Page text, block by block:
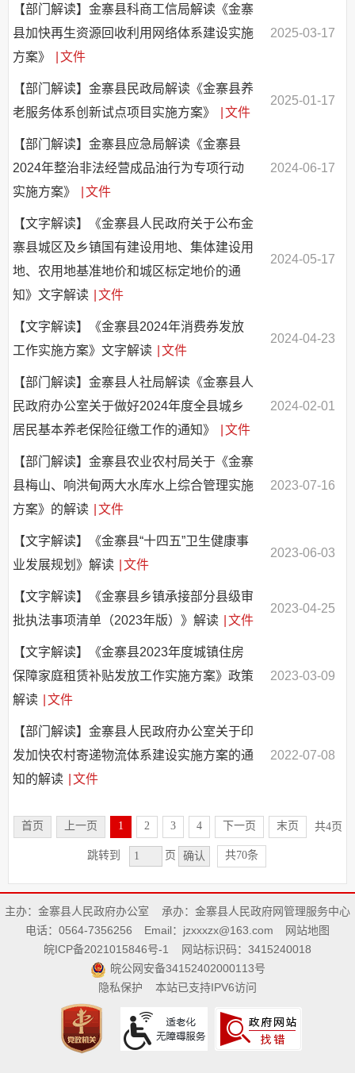
【部门解读】金寨县科商工信局解读《金寨
县加快再生资源回收利用网络体系建设实施
方案》
文件
2025-03-17
【部门解读】金寨县民政局解读《金寨县养
老服务体系创新试点项目实施方案》
文件
2025-01-17
【部门解读】金寨县应急局解读《金寨县
2024年整治非法经营成品油行为专项行动
实施方案》
文件
2024-06-17
【文字解读】《金寨县人民政府关于公布金
寨县城区及乡镇国有建设用地、集体建设用
地、农用地基准地价和城区标定地价的通
知》文字解读
文件
2024-05-17
【文字解读】《金寨县2024年消费券发放
工作实施方案》文字解读
文件
2024-04-23
【部门解读】金寨县人社局解读《金寨县人
民政府办公室关于做好2024年度全县城乡
居民基本养老保险征缴工作的通知》
文件
2024-02-01
【部门解读】金寨县农业农村局关于《金寨
县梅山、响洪甸两大水库水上综合管理实施
方案》的解读
文件
2023-07-16
【文字解读】《金寨县“十四五”卫生健康事
业发展规划》解读
文件
2023-06-03
【文字解读】《金寨县乡镇承接部分县级审
批执法事项清单（2023年版）》解读
文件
2023-04-25
【文字解读】《金寨县2023年度城镇住房
保障家庭租赁补贴发放工作实施方案》政策
解读
文件
2023-03-09
【部门解读】金寨县人民政府办公室关于印
发加快农村寄递物流体系建设实施方案的通
知的解读
文件
2022-07-08
首页 上一页 1 2 3 4 下一页 末页 共4页
跳转到 页 确认 共70条
主办：金寨县人民政府办公室
承办：金寨县人民政府网管理服务中心
电话：0564-7356256
Email：jzxxxzx@163.com
网站地图
皖ICP备2021015846号-1
网站标识码：3415240018
皖公网安备34152402000113号
隐私保护
本站已支持IPV6访问